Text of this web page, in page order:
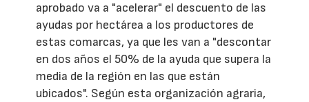
aprobado va a "acelerar" el descuento de las
ayudas por hectárea a los productores de
estas comarcas, ya que les van a "descontar
en dos años el 50% de la ayuda que supera la
media de la región en las que están
ubicados". Según esta organización agraria,